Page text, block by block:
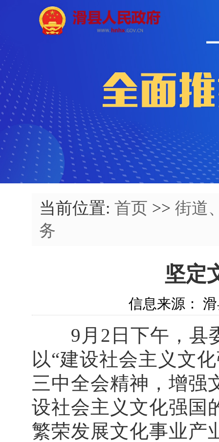
当前位置: 首页 >> 街道
务
坚定
信息来源：
9月2日下午，县委
以“建设社会主义文
三中全会精神，增强
设社会主义文化强国
繁荣发展文化事业产